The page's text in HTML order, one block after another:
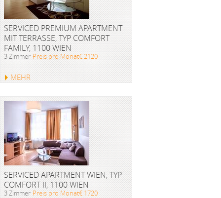
SERVICED PREMIUM APARTMENT
MIT TERRASSE, TYP COMFORT
FAMILY, 1100 WIEN
3 Zimmer Preis pro Monat€ 2120
MEHR
SERVICED APARTMENT WIEN, TYP
COMFORT II, 1100 WIEN
3 Zimmer Preis pro Monat€ 1720